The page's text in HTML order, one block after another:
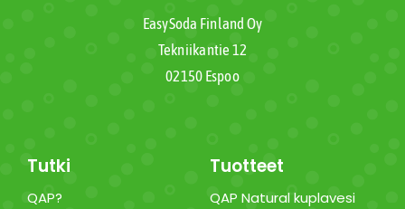
EasySoda Finland Oy
Tekniikantie 12
02150 Espoo
Tutki
QAP?
Tuotteet
QAP Natural kuplavesi